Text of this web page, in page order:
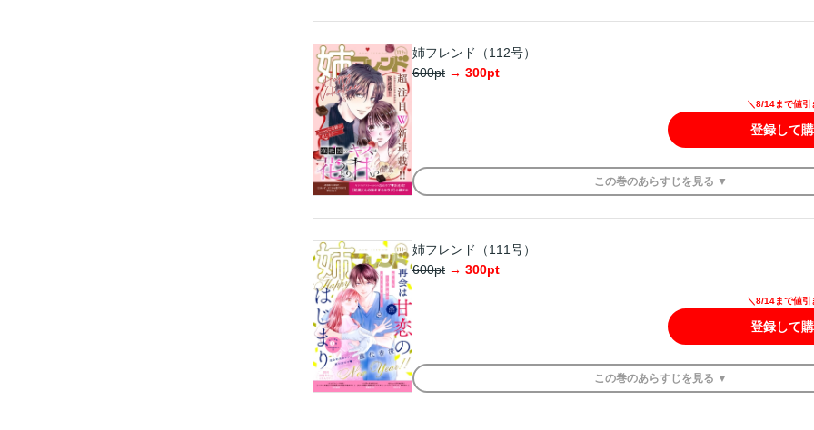
姉フレンド（112号）
600pt → 300pt
＼8/14まで値引
登録して
この巻のあらすじを 見る ▼
姉フレンド（111号）
600pt → 300pt
＼8/14まで値引
登録して
この巻のあらすじを 見る ▼